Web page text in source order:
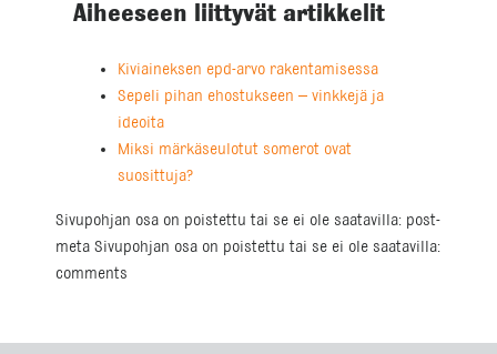
Aiheeseen liittyvät artikkelit
Kiviaineksen epd-arvo rakentamisessa
Sepeli pihan ehostukseen – vinkkejä ja
ideoita
Miksi märkäseulotut somerot ovat
suosittuja?
Sivupohjan osa on poistettu tai se ei ole saatavilla: post-
meta Sivupohjan osa on poistettu tai se ei ole saatavilla:
comments